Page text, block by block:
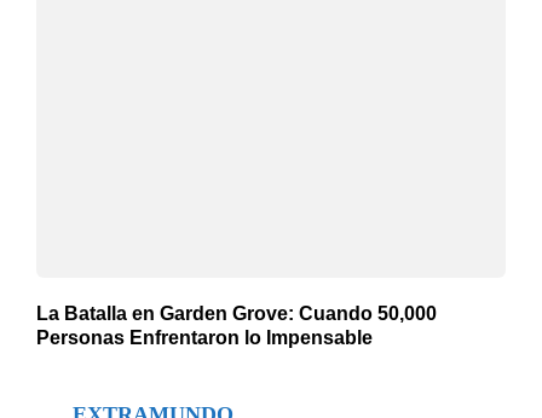
La Batalla en Garden Grove: Cuando 50,000
Personas Enfrentaron lo Impensable